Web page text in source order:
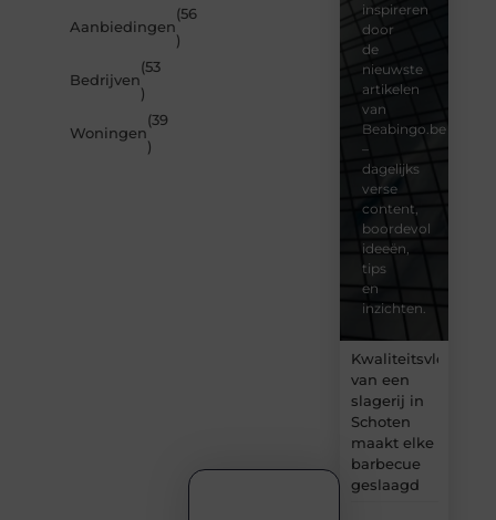
Aanbiedingen
(56
)
Bedrijven
(53
)
Woningen
(39
)
inspireren
door
de
nieuwste
artikelen
van
Beabingo.be
–
dagelijks
verse
content,
boordevol
ideeën,
tips
en
inzichten.
Kwaliteitsvlees
van een
slagerij in
Schoten
maakt elke
barbecue
geslaagd